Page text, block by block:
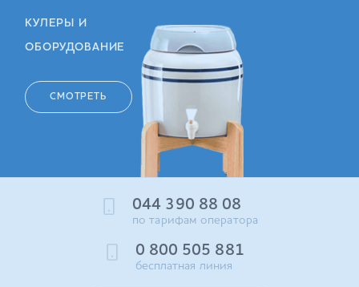
КУЛЕРЫ И
ОБОРУДОВАНИЕ
СМОТРЕТЬ
044 390 88 08
по тарифам оператора
0 800 505 881
бесплатная линия